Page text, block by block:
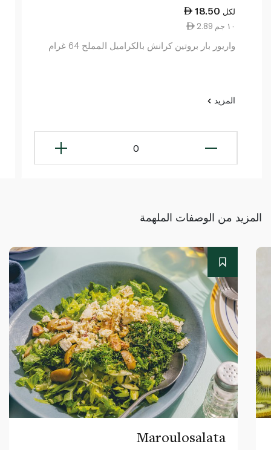
18.50 لكل
2.89 ١٠ جم
واريور بار بروتين كرانش بالكراميل المملح 64 غرام
المزيد
0
المزيد من الوصفات الملهمة
Maroulosalata